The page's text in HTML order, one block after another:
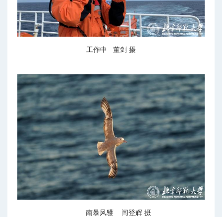
工作中 董剑 摄
南暴风鹱 闫登辉 摄